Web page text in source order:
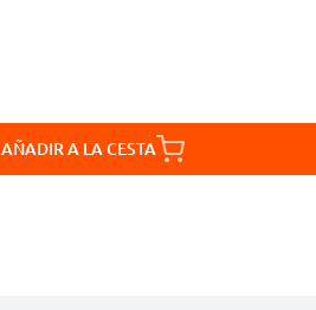
AÑADIR A LA CESTA